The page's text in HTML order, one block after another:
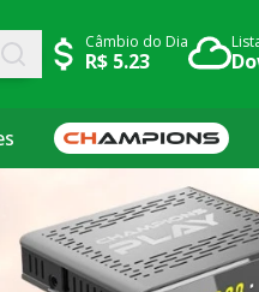
Câmbio do Dia
R$ 5.23